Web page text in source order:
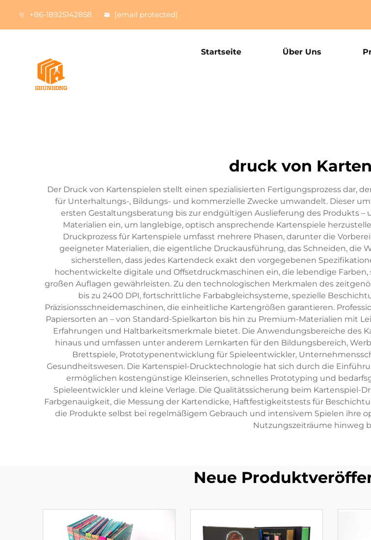
+86-18925142858 [email protected]
Startseite Über Uns
druck von
Der Druck von Kartenspielen stellt einen spezialisierten Fertigungsprozess dar,
für Unterhaltungs-, Bildungs- und kommerzielle Zwecke umwandelt. Dieser
ersten Gestaltungsberatung bis zur endgültigen Auslieferung des Produkts
Materialien ein, um langlebige, optisch ansprechende Kartenspiele
Druckprozess für Kartenspiele umfasst mehrere Phasen, darunter die
geeigneter Materialien, die eigentliche Druckausführung, das Schneiden, die
sicherstellen, dass jedes Kartendeck exakt den vorgegebenen
hochentwickelte digitale und Offsetdruckmaschinen ein, die lebendige
großen Auflagen gewährleisten. Zu den technologischen Merkmalen des
bis zu 2400 DPI, fortschrittliche Farbabgleichsysteme, spezielle
Präzisionsschneidemaschinen, die einheitliche Kartengrößen garantieren.
Papiersorten an – von Standard-Spielkarton bis hin zu Premium-Materialien mit
Erfahrungen und Haltbarkeitsmerkmale bietet. Die Anwendungsbereiche des
hinaus und umfassen unter anderem Lernkarten für den Bildungsbereich,
Brettspiele, Prototypenentwicklung für Spieleentwickler,
Gesundheitswesen. Die Kartenspiel-Drucktechnologie hat sich durch die
ermöglichen kostengünstige Kleinserien, schnelles Prototyping und
Spieleentwickler und kleine Verlage. Die Qualitätssicherung beim Kartenspiel-
Farbgenauigkeit, die Messung der Kartendicke, Haftfestigkeitstests für
die Produkte selbst bei regelmäßigem Gebrauch und intensivem Spielen
Nutzungszeiträume hinweg
Neue